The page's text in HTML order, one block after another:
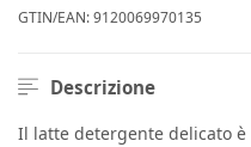
GTIN/EAN:9120069970135
Descrizione
Il latte detergente delicato